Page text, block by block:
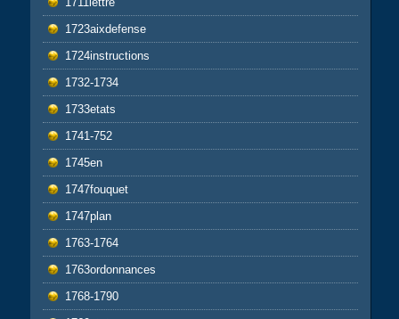
1723aixdefense
1724instructions
1732-1734
1733etats
1741-752
1745en
1747fouquet
1747plan
1763-1764
1763ordonnances
1768-1790